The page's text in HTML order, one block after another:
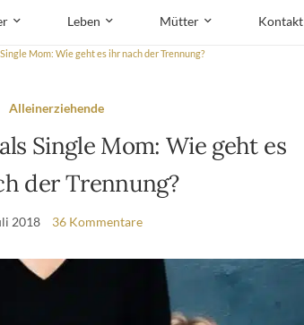
Leben Mütter Kontakt
Mom: Wie geht es ihr nach der Trennung?
Alleinerziehende
Single Mom: Wie geht es
der Trennung?
2018 36 Kommentare